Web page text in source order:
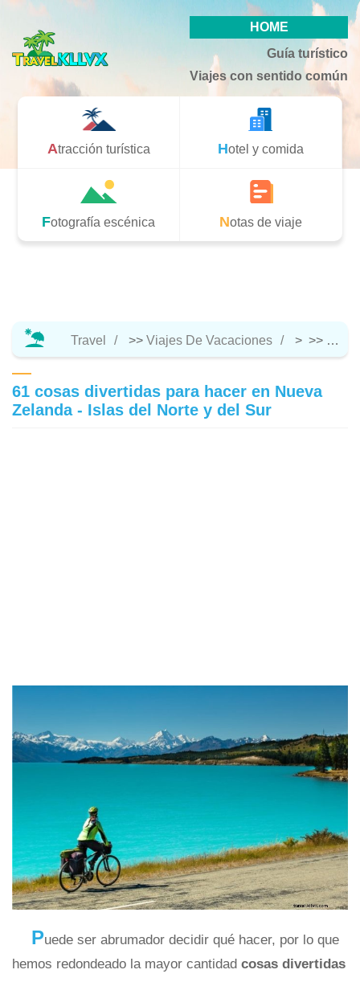
HOME
Guía turístico
Viajes con sentido común
Atracción turística Hotel y comida
Fotografía escénica Notas de viaje
Travel >> Viajes De Vacaciones > >>
61 cosas divertidas para hacer en Nueva
Zelanda - Islas del Norte y del Sur
Puede ser abrumador decidir qué hacer, por lo que
hemos redondeado la mayor cantidad cosas divertidas